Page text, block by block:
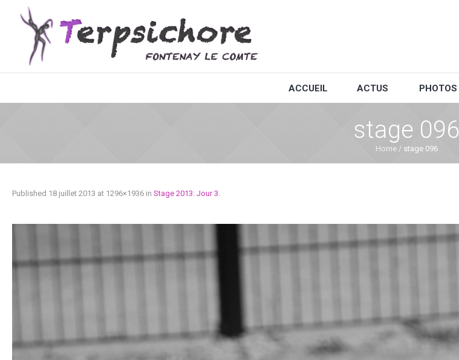
ACCUEIL ACTUS PHOTOS
stage 096
Home / stage 096
Published 18 juillet 2013 at 1296×1936 in Stage 2013: Jour 3.